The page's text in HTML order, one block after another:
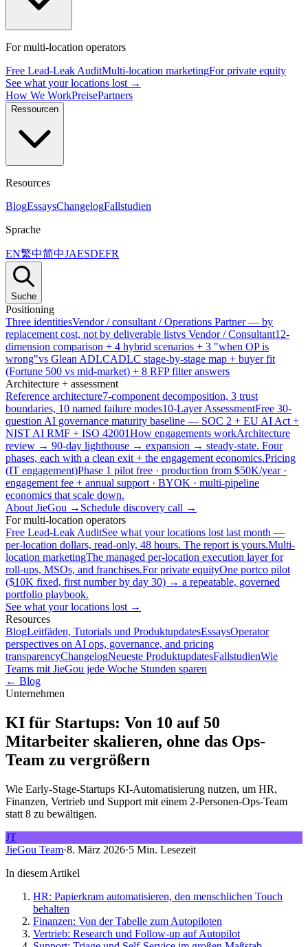
For multi-location operators
Free Lead-Leak AuditMulti-location marketingFor private equity
See what your locations lost →
How We WorkPreisePartners
Ressourcen
Resources
BlogEssaysChangelogFallstudien
Sprache
EN繁中简中JAESDEFR
Suche
Positioning
Three identitiesVendor / consultant / Operations Partner — by
replacement cost, not by deliverable listvs Vendor / Consultant12-
dimension comparison + 4 hybrid scenarios + 3 "when OP is
wrong"vs Glean ADLCADLC stage-by-stage map + buyer fit
(Fortune 500 vs mid-market) + 8 RFP filter answers
Architecture + assessment
Reference architecture7-component decomposition, 3 trust
boundaries, 10 named failure modes10-Layer AssessmentFree 30-
question AI governance maturity baseline — SOC 2 + EU AI Act +
NIST AI RMF + ISO 42001How engagements workArchitecture
review → 90-day lighthouse → expansion → steady-state. Four
phases, each with a clean exit + the engagement economics.Pricing
(IT engagement)Phase 1 pilot free · production from $50K/year ·
engagement fee + annual support · BYOK · multi-pipeline
economics that scale down.
About JieGou → Schedule discovery call →
For multi-location operators
Free Lead-Leak AuditSee what your locations lost last month —
per-location dollars, read-only, 48 hours. The report is yours.Multi-
location marketingThe managed per-location execution layer for
roll-ups, MSOs, and franchises.For private equityOne portco pilot
($10K fixed, first number by day 30) → a repeatable, governed
portfolio playbook.
See what your locations lost →
Resources
BlogLeitfäden, Tutorials und ProduktupdatesEssaysOperator
perspectives on AI ops, governance, and pricing
transparencyChangelogNeueste ProduktupdatesFallstudienWie
Teams mit JieGou jede Woche Stunden sparen
← Blog
Unternehmen
KI für Startups: Von 10 auf 50
Mitarbeiter skalieren, ohne das Ops-
Team zu vergrößern
Wie Early-Stage-Startups KI-Automatisierung nutzen, um HR,
Finanzen, Vertrieb und Support mit einem 2-Personen-Ops-Team
statt 8 zu bewältigen.
JT
JieGou Team·8. März 2026·5 Min. Lesezeit
In diesem Artikel
HR: Papierkram automatisieren, den menschlichen Touch
behalten
Finanzen: Von der Tabelle zum Autopiloten
Vertrieb: Research und Follow-up auf Autopilot